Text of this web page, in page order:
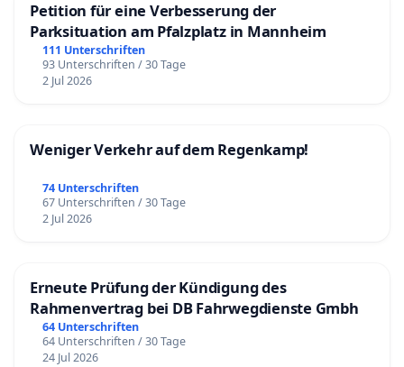
Petition für eine Verbesserung der
Parksituation am Pfalzplatz in Mannheim
111 Unterschriften
93 Unterschriften / 30 Tage
2 Jul 2026
Weniger Verkehr auf dem Regenkamp!
74 Unterschriften
67 Unterschriften / 30 Tage
2 Jul 2026
Erneute Prüfung der Kündigung des
Rahmenvertrag bei DB Fahrwegdienste Gmbh
64 Unterschriften
64 Unterschriften / 30 Tage
24 Jul 2026